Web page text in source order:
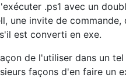
.ps1 avec un
une invite de
est converti en exe.
de l'utiliser dans un
façons d'en faire un